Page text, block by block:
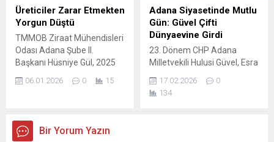
etkilenmedi diyemeyiz ama
eksi 8’leri gören
Çukurova’da ancak yüzde
30 kadar etkilendi”...
Adana İl Başkanı Yusuf
Kanlı, MHP Genel Başkanı
Devlet Bahçeli’nin
talimatlarıyla 9 ayrı
bölgede...
Üreticiler Zarar Etmekten
Yorgun Düştü
TMMOB Ziraat Mühendisleri
Odası Adana Şube II.
Başkanı Hüsniye Gül, 2025
tarım yılını değerlendirerek
üreticinin emeğinin
ve tarımsal
sürdürülebilirliğin ciddi
06.01.2026 0 15
Adana Siyasetinde Mutlu
Gün: Güvel Çifti
Dünyaevine Girdi
23. Dönem CHP Adana
Milletvekili Hulusi Güvel, Esra
Özden ile hayatını birleştirdi.
23. Dönem Cumhuriyet Halk
Partisi Adana Milletvekili
17.02.2026
0
134
Bir Yorum Yazın